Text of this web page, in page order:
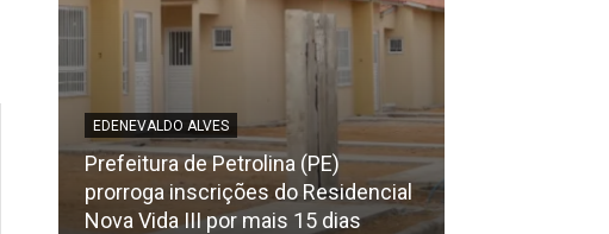
EDENEVALDO ALVES
Prefeitura de Petrolina (PE)
prorroga inscrições do Residencial
Nova Vida III por mais 15 dias